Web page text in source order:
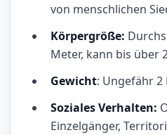
von menschlichen
Körpergröße:
Meter, kann bis über
Gewicht: Ungefähr
Soziales Verhalten:
Einzelgänger,